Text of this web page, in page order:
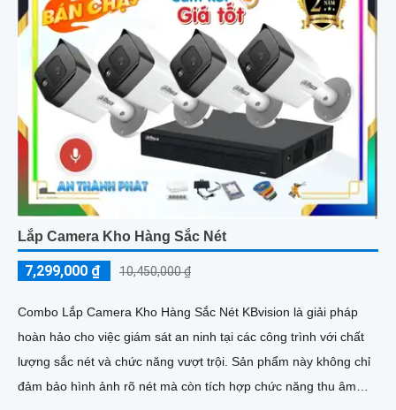
Lắp Camera Kho Hàng Sắc Nét
7,299,000 ₫ 10,450,000 ₫
Combo Lắp Camera Kho Hàng Sắc Nét KBvision là giải pháp
hoàn hảo cho việc giám sát an ninh tại các công trình với chất
lượng sắc nét và chức năng vượt trội. Sản phẩm này không chỉ
đảm bảo hình ảnh rõ nét mà còn tích hợp chức năng thu âm